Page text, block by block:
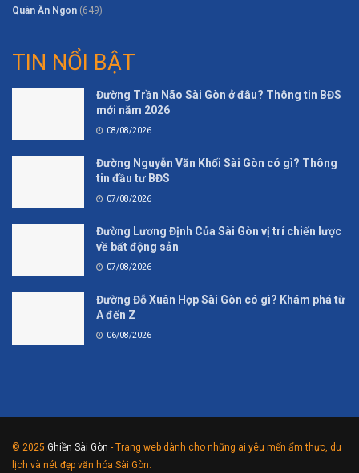
Quán Ăn Ngon (649)
TIN NỔI BẬT
Đường Trần Não Sài Gòn ở đâu? Thông tin BĐS
mới năm 2026
08/08/2026
Đường Nguyễn Văn Khối Sài Gòn có gì? Thông
tin đầu tư BĐS
07/08/2026
Đường Lương Định Của Sài Gòn vị trí chiến lược
về bất động sản
07/08/2026
Đường Đỗ Xuân Hợp Sài Gòn có gì? Khám phá từ
A đến Z
06/08/2026
© 2025 Ghiền Sài Gòn - Trang web dành cho những ai yêu mến ẩm thực, du
lịch và nét đẹp văn hóa Sài Gòn.